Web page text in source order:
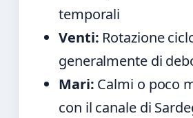
temporali
Venti: Rotazione
generalmente di
Mari: Calmi o poco
con il canale di